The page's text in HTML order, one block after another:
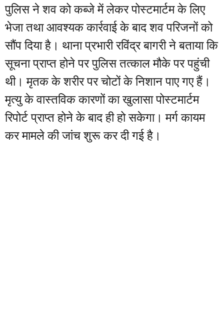
पुलिस ने शव को कब्जे में लेकर पोस्टमार्टम के लिए
भेजा तथा आवश्यक कार्रवाई के बाद शव परिजनों को
सौंप दिया है। थाना प्रभारी रविंद्र बागरी ने बताया कि
सूचना प्राप्त होने पर पुलिस तत्काल मौके पर पहुंची
थी। मृतक के शरीर पर चोटों के निशान पाए गए हैं।
मृत्यु के वास्तविक कारणों का खुलासा पोस्टमार्टम
रिपोर्ट प्राप्त होने के बाद ही हो सकेगा। मर्ग कायम
कर मामले की जांच शुरू कर दी गई है।